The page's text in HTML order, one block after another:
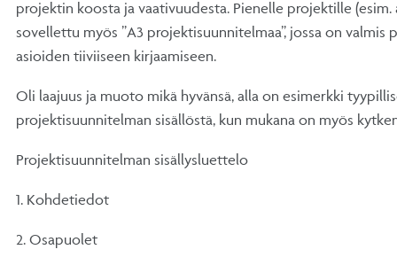
projektin koosta ja vaativuudesta. Pienelle projektille (esim.
sovellettu myös ”A3 projektisuunnitelmaa”, jossa on valmis
asioiden tiiviiseen kirjaamiseen.
Oli laajuus ja muoto mikä hyvänsä, alla on esimerkki
projektisuunnitelman sisällöstä, kun mukana on myös
Projektisuunnitelman sisällysluettelo
1. Kohdetiedot
2. Osapuolet